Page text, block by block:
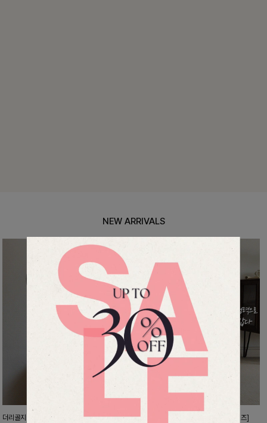
NEW ARRIVALS
더리골지 카라니트 강력한편안함 와이드슬랙스[FREE,L사이즈]